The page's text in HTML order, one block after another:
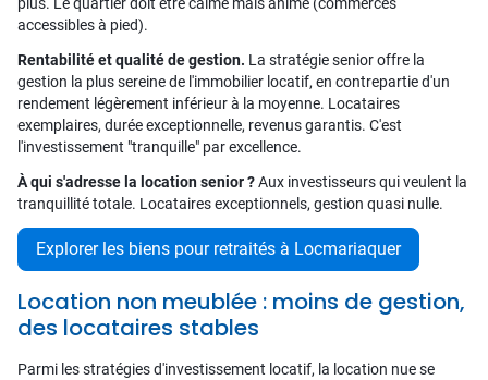
accessibles à pied).
Rentabilité et qualité de gestion. La stratégie senior offre la
gestion la plus sereine de l'immobilier locatif, en contrepartie d'un
rendement légèrement inférieur à la moyenne. Locataires
exemplaires, durée exceptionnelle, revenus garantis. C'est
l'investissement "tranquille" par excellence.
À qui s'adresse la location senior ?Aux investisseurs qui veulent la
tranquillité totale. Locataires exceptionnels, gestion quasi nulle.
Explorer les biens pour retraités à Locmariaquer
Location non meublée : moins de gestion,
des locataires stables
Parmi les stratégies d'investissement locatif, la location nue se